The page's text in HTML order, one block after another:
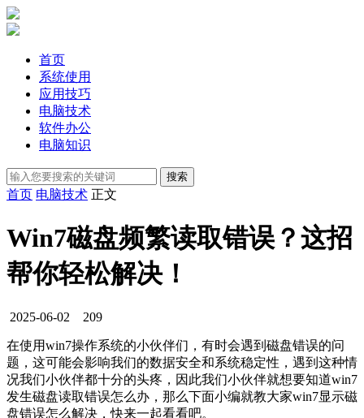
首页
系统使用
应用技巧
电脑技术
软件办公
电脑知识
首页 电脑技术 正文
Win7磁盘频繁读取错误？这招
帮你轻松解决！
2025-06-02 209
在使用win7操作系统的小伙伴们，有时会遇到磁盘错误的问
题，这可能会影响我们的数据安全和系统稳定性，遇到这种情
况我们小伙伴都十分的头疼，因此我们小伙伴就想要知道win7
发生磁盘读取错误怎么办，那么下面小编就教大家win7显示磁
盘错误怎么解决，快来一起看看吧。